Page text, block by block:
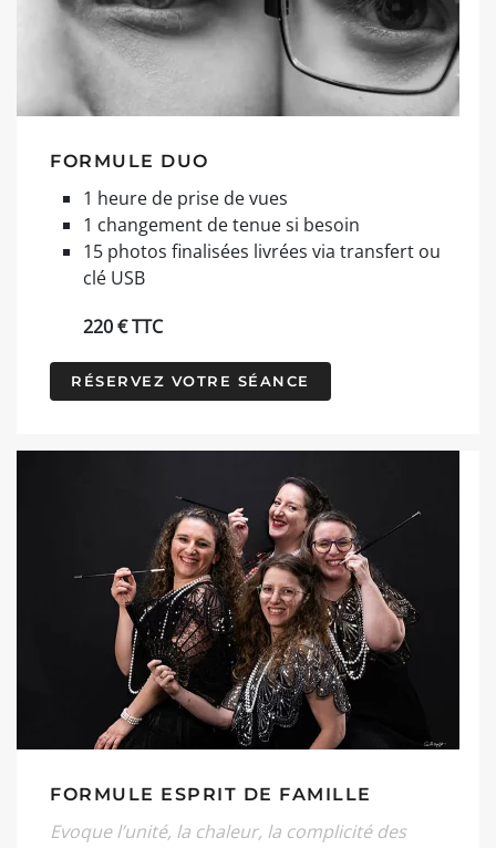
FORMULE DUO
1 heure de prise de vues
1 changement de tenue si besoin
15 photos finalisées livrées via transfert ou
clé USB
220 € TTC
RÉSERVEZ VOTRE SÉANCE
FORMULE ESPRIT DE FAMILLE
Evoque l’unité, la chaleur, la complicité des